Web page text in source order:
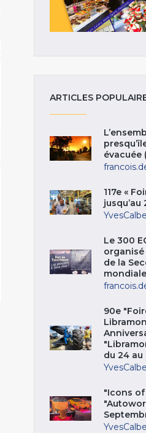
ARTICLES
évacuée
117e «
jusqu’au
Le 300
de la
90e
du 24 au
"Icons of